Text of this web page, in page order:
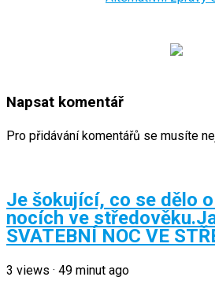
Napsat komentář
Pro přidávání komentářů se musíte
Je šokující, co se dělo
nocích ve
SVATEBNÍ NOC VE
3 views · 49 minut ago